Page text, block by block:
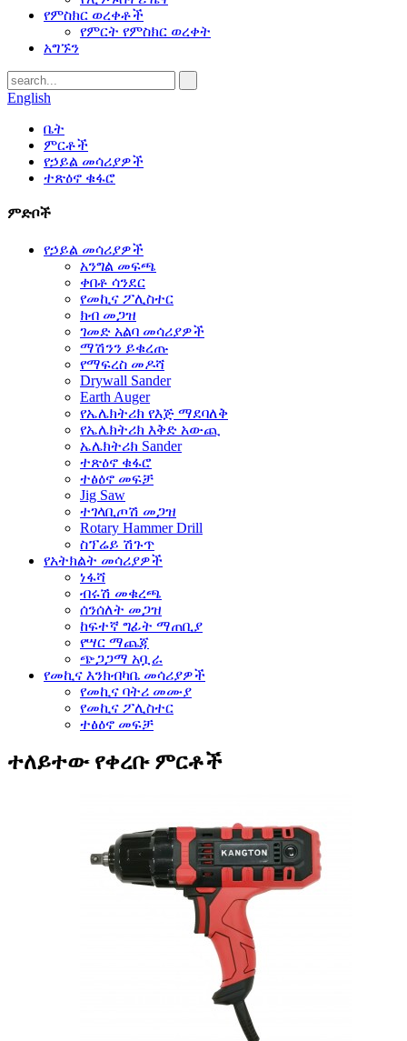
የምስክር ወረቀቶች
የምርት የምስክር ወረቀት
አግኙን
English
ቤት
ምርቶች
የኃይል መሳሪያዎች
ተጽዕኖ ቁፋሮ
ምድቦች
የኃይል መሳሪያዎች
አንግል መፍጫ
ቀበቶ ሳንደር
የመኪና ፖሊስተር
ክብ መጋዝ
ገመድ አልባ መሳሪያዎች
ማሽንን ይቁረጡ
የማፍረስ መዶሻ
Drywall Sander
Earth Auger
የኤሌክትሪክ የእጅ ማደባለቅ
የኤሌክትሪክ እቅድ አውጪ
ኤሌክትሪክ Sander
ተጽዕኖ ቁፋሮ
ተፅዕኖ መፍቻ
Jig Saw
ተገላቢጦሽ መጋዝ
Rotary Hammer Drill
ስፕሬይ ሽጉጥ
የአትክልት መሳሪያዎች
ነፋሻ
ብሩሽ መቁረጫ
ሰንሰለት መጋዝ
ከፍተኛ ግፊት ማጠቢያ
የሣር ማጨጃ
ጭጋጋማ አቧራ
የመኪና እንክብካቤ መሳሪያዎች
የመኪና ባትሪ መሙያ
የመኪና ፖሊስተር
ተፅዕኖ መፍቻ
ተለይተው የቀረቡ ምርቶች